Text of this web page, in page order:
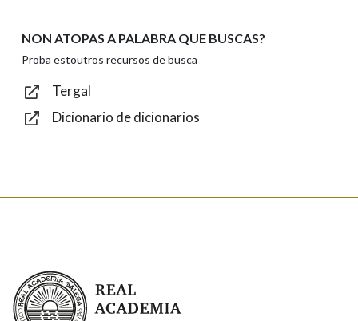
Texto de verificación
NON ATOPAS A PALABRA QUE BUSCAS?
Proba estoutros recursos de busca
Tergal
Dicionario de dicionarios
Real Academia Galega